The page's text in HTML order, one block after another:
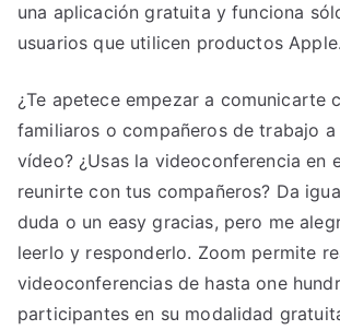
una aplicación gratuita y funciona
usuarios que utilicen productos Apple.
¿Te apetece empezar a comunicarte
familiaros o compañeros de trabajo a
vídeo? ¿Usas la videoconferencia en
reunirte con tus compañeros? Da
duda o un easy gracias, pero me
leerlo y responderlo. Zoom permite
videoconferencias de hasta one
participantes en su modalidad